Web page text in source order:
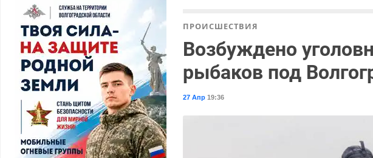
ПРОИСШЕСТВИЯ
Возбуждено
рыбаков под
27 Апр 19:36